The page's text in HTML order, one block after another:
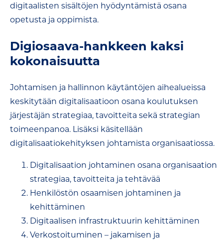
digitaalisten sisältöjen hyödyntämistä osana
opetusta ja oppimista.
Digiosaava-hankkeen kaksi
kokonaisuutta
Johtamisen ja hallinnon käytäntöjen aihealueissa
keskitytään digitalisaatioon osana koulutuksen
järjestäjän strategiaa, tavoitteita sekä strategian
toimeenpanoa. Lisäksi käsitellään
digitalisaatiokehityksen johtamista organisaatiossa.
Digitalisaation johtaminen osana organisaation
strategiaa, tavoitteita ja tehtävää
Henkilöstön osaamisen johtaminen ja
kehittäminen
Digitaalisen infrastruktuurin kehittäminen
Verkostoituminen – jakamisen ja